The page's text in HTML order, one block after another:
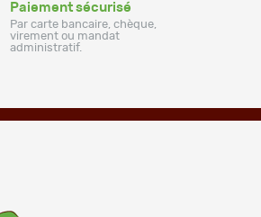
Paiement sécurisé
Par carte bancaire, chèque,
virement ou mandat
administratif.